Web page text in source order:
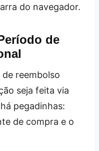
do navegador.
de
reembolso
seja feita via
pegadinhas:
de compra e o